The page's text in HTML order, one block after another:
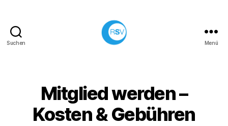
Suchen
Isenburg
Menü
Mitglied werden –
Kosten & Gebühren